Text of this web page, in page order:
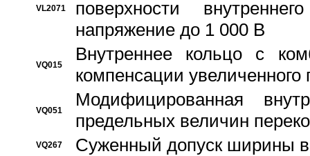
VL2071
поверхности
напряжение до 1 000 В
VQ015
Bнутреннее кольцо с
компенсации увеличенного
VQ051
Модифицированная
предельных величин
VQ267 Суженный допуск ширины